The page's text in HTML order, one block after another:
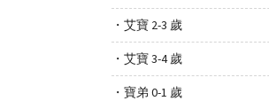
・艾寶 2-3 歲
・艾寶 3-4 歲
・寶弟 0-1 歲